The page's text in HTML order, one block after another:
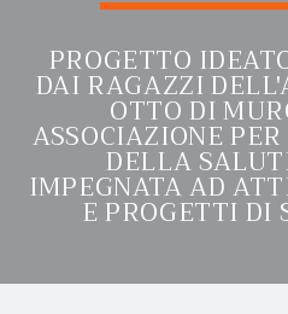
PROGETTO
DAI RAGAZZI
OTTO DI
ASSOCIAZIONE
DELLA
IMPEGNATA AD
E PROGETTI DI